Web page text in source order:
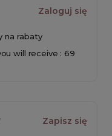
Zaloguj się
na rabaty
will receive : 69
Zapisz się